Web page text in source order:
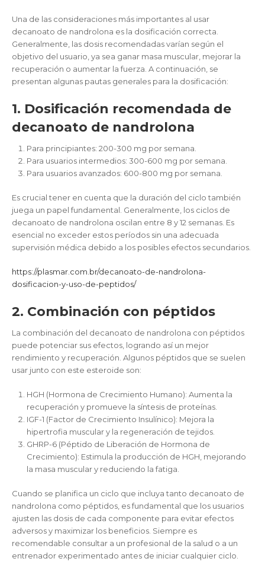
Una de las consideraciones más importantes al usar
decanoato de nandrolona es la dosificación correcta.
Generalmente, las dosis recomendadas varían según el
objetivo del usuario, ya sea ganar masa muscular, mejorar la
recuperación o aumentar la fuerza. A continuación, se
presentan algunas pautas generales para la dosificación:
1. Dosificación recomendada de
decanoato de nandrolona
Para principiantes: 200-300 mg por semana.
Para usuarios intermedios: 300-600 mg por semana.
Para usuarios avanzados: 600-800 mg por semana.
Es crucial tener en cuenta que la duración del ciclo también
juega un papel fundamental. Generalmente, los ciclos de
decanoato de nandrolona oscilan entre 8 y 12 semanas. Es
esencial no exceder estos períodos sin una adecuada
supervisión médica debido a los posibles efectos secundarios.
https://plasmar.com.br/decanoato-de-nandrolona-
dosificacion-y-uso-de-peptidos/
2. Combinación con péptidos
La combinación del decanoato de nandrolona con péptidos
puede potenciar sus efectos, logrando así un mejor
rendimiento y recuperación. Algunos péptidos que se suelen
usar junto con este esteroide son:
HGH (Hormona de Crecimiento Humano): Aumenta la
recuperación y promueve la síntesis de proteínas.
IGF-1 (Factor de Crecimiento Insulínico): Mejora la
hipertrofia muscular y la regeneración de tejidos.
GHRP-6 (Péptido de Liberación de Hormona de
Crecimiento): Estimula la producción de HGH, mejorando
la masa muscular y reduciendo la fatiga.
Cuando se planifica un ciclo que incluya tanto decanoato de
nandrolona como péptidos, es fundamental que los usuarios
ajusten las dosis de cada componente para evitar efectos
adversos y maximizar los beneficios. Siempre es
recomendable consultar a un profesional de la salud o a un
entrenador experimentado antes de iniciar cualquier ciclo.